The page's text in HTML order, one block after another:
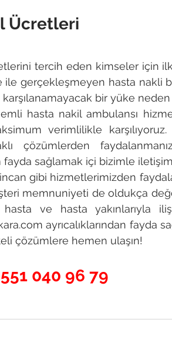
Ücretleri
tercih eden kimseler için
gerçekleşmeyen hasta nakli
karşılanamayacak bir yüke neden
hasta nakil ambulansı
verimlilikle
çözümlerden
sağlamak içi bizimle
gibi hizmetlerimizden
memnuniyeti de oldukça
ve hasta yakınlarıyla
ayrıcalıklarından fayda
çözümlere hemen ulaşın!
040 96 79